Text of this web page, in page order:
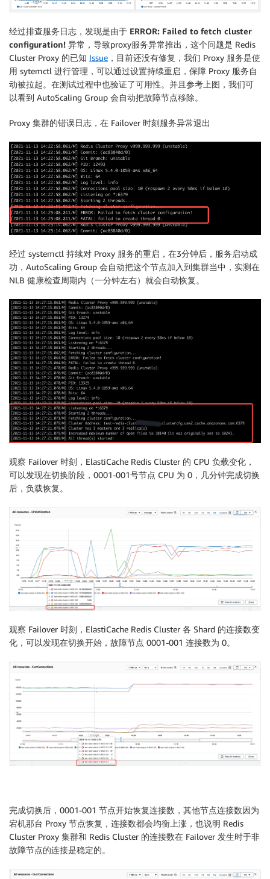
经过排查服务日志，发现是由于 ERROR: Failed to fetch cluster
configuration! 异常，导致proxy服务异常推出，这个问题是 Redis
Cluster Proxy 的已知 Issue ，目前还没有修复，我们 Proxy 服务是使
用 sytemctl 进行管理，可以通过设置持续重启，保障 Proxy 服务自
动被拉起。在测试过程中也验证了可用性。并且参考上图，我们可
以看到 AutoScaling Group 会自动把故障节点移除。
Proxy 集群的错误日志，在 Failover 时刻服务异常退出
经过 systemctl 持续对 Proxy 服务的重启，在3分钟后，服务启动成
功，AutoScaling Group 会自动把这个节点加入到集群当中，实测在
NLB 健康检查周期内（一分钟左右）就会自动恢复。
观察 Failover 时刻，ElastiCache Redis Cluster 的 CPU 负载变化，
可以发现在切换阶段，0001-001号节点 CPU 为 0，几分钟完成切换
后，负载恢复。
观察 Failover 时刻，ElastiCache Redis Cluster 各 Shard 的连接数变
化，可以发现在切换开始，故障节点 0001-001 连接数为 0。
完成切换后，0001-001 节点开始恢复连接数，其他节点连接数因为
宕机那台 Proxy 节点恢复，连接数都会均衡上涨，也说明 Redis
Cluster Proxy 集群和 Redis Cluster 的连接数在 Failover 发生时于非
故障节点的连接是稳定的。